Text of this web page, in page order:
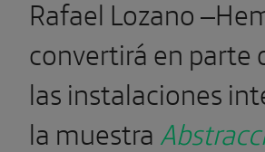
Rafael Lozano
convertirá en parte
las instalaciones
la muestra